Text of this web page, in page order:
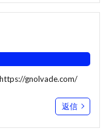
https://gnolvade.com/
返信